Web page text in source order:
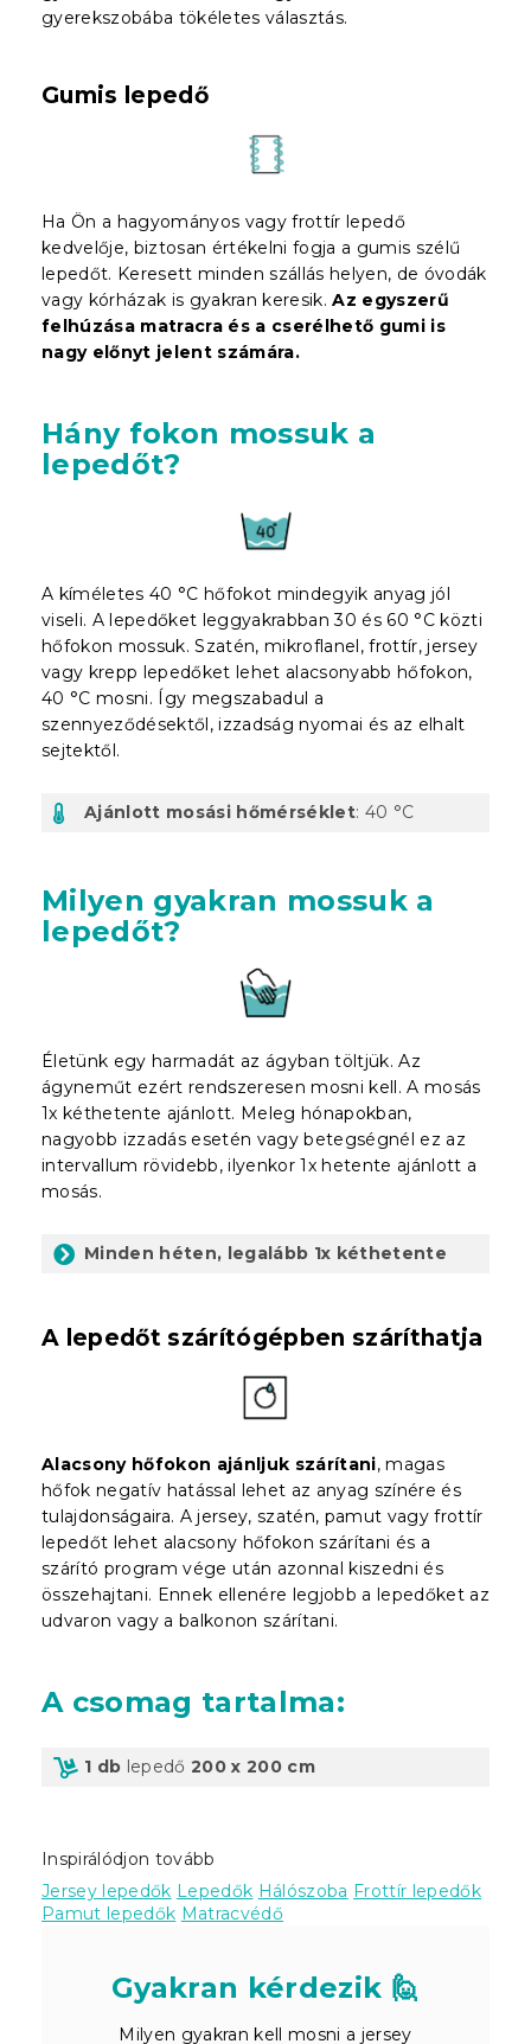
gyerekszobába tökéletes választás.
Gumis lepedő
Ha Ön a hagyományos vagy frottír lepedő
kedvelője, biztosan értékelni fogja a gumis szélű
lepedőt. Keresett minden szállás helyen, de óvodák
vagy kórházak is gyakran keresik. Az egyszerű
felhúzása matracra és a cserélhető gumi is
nagy előnyt jelent számára.
Hány fokon mossuk a
lepedőt?
A kíméletes 40 °C hőfokot mindegyik anyag jól
viseli. A lepedőket leggyakrabban 30 és 60 °C közti
hőfokon mossuk. Szatén, mikroflanel, frottír, jersey
vagy krepp lepedőket lehet alacsonyabb hőfokon,
40 °C mosni. Így megszabadul a
szennyeződésektől, izzadság nyomai és az elhalt
sejtektől.
Ajánlott mosási hőmérséklet: 40 °C
Milyen gyakran mossuk a
lepedőt?
Életünk egy harmadát az ágyban töltjük. Az
ágyneműt ezért rendszeresen mosni kell. A mosás
1x kéthetente ajánlott. Meleg hónapokban,
nagyobb izzadás esetén vagy betegségnél ez az
intervallum rövidebb, ilyenkor 1x hetente ajánlott a
mosás.
Minden héten, legalább 1x kéthetente
A lepedőt szárítógépben száríthatja
Alacsony hőfokon ajánljuk szárítani, magas
hőfok negatív hatással lehet az anyag színére és
tulajdonságaira. A jersey, szatén, pamut vagy frottír
lepedőt lehet alacsony hőfokon szárítani és a
szárító program vége után azonnal kiszedni és
összehajtani. Ennek ellenére legjobb a lepedőket az
udvaron vagy a balkonon szárítani.
A csomag tartalma:
1 db lepedő200 x 200 cm
Inspirálódjon tovább
Jersey lepedők Lepedők Hálószoba Frottír lepedők
Pamut lepedők Matracvédő
Gyakran kérdezik 🙋
Milyen gyakran kell mosni a jersey